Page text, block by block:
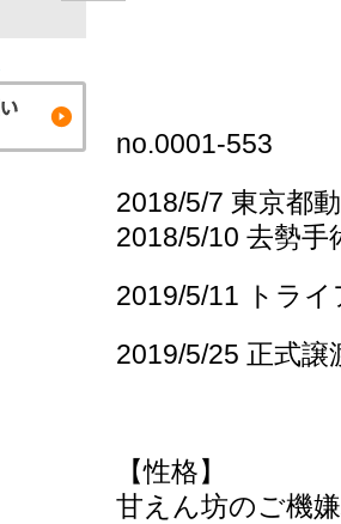
no.0001-553
2018/5/7 東京都
2018/5/10 去勢
2019/5/11 トラ
2019/5/25 正式譲
【性格】
甘えん坊のご機